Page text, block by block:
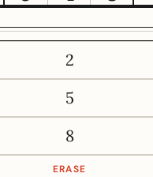
2
5
8
ERASE